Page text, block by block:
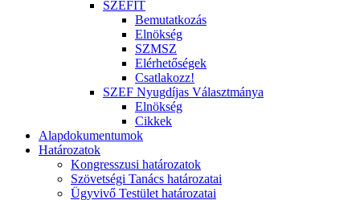
SZEFIT
Bemutatkozás
Elnökség
SZMSZ
Elérhetőségek
Csatlakozz!
SZEF Nyugdíjas Választmánya
Elnökség
Cikkek
Alapdokumentumok
Határozatok
Kongresszusi határozatok
Szövetségi Tanács határozatai
Ügyvivő Testület határozatai